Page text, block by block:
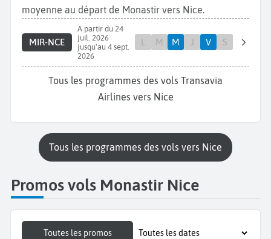
moyenne au départ de Monastir vers Nice.
MIR-NCE
A partir du 24
juil. 2026
jusqu'au 4 sept.
2026
L M M J V S
Tous les programmes des vols Transavia
Airlines vers Nice
Tous les programmes des vols vers Nice
Promos vols Monastir Nice
Toutes les promos